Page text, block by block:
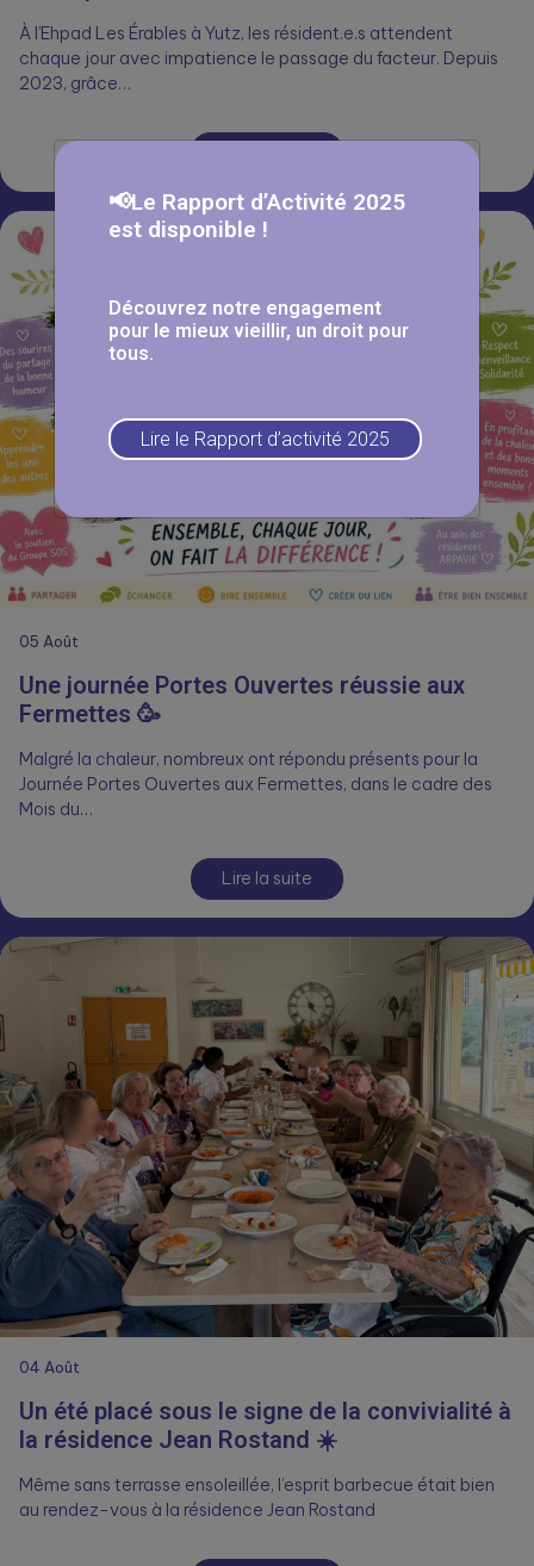
À l’Ehpad Les Érables à Yutz, les résident.e.s attendent
chaque jour avec impatience le passage du facteur. Depuis
2023, grâce…
05 Août
Une journée Portes Ouvertes réussie aux
Fermettes 🥳
Malgré la chaleur, nombreux ont répondu présents pour la
Journée Portes Ouvertes aux Fermettes, dans le cadre des
Mois du…
Lire la suite
04 Août
Un été placé sous le signe de la convivialité à
la résidence Jean Rostand ☀️
Même sans terrasse ensoleillée, l’esprit barbecue était bien
au rendez-vous à la résidence Jean Rostand
📢Le Rapport d’Activité 2025
est disponible !
Découvrez notre engagement
pour le mieux vieillir, un droit pour
tous.
Lire le Rapport d’activité 2025